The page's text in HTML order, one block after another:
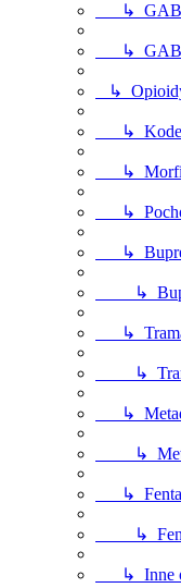
↳ GABA
↳
↳
↳
↳
↳
↳
↳
↳
↳
↳
↳
↳
↳
↳ Inne